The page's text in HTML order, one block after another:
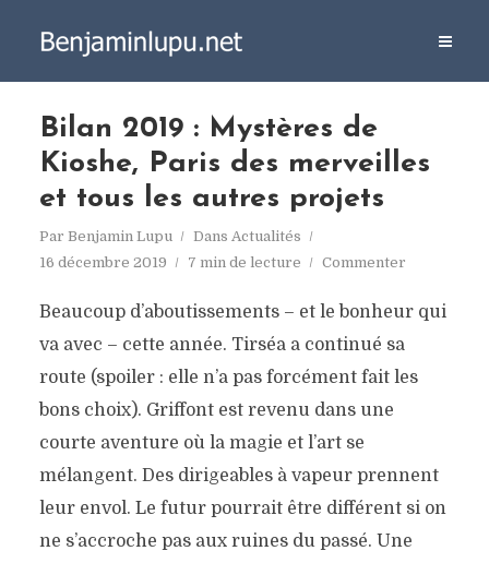
Bilan 2019 : Mystères de
Kioshe, Paris des merveilles
et tous les autres projets
Par Benjamin Lupu Dans Actualités
16 décembre 2019
7 min de lecture Commenter
Beaucoup d’aboutissements – et le bonheur qui
va avec – cette année. Tirséa a continué sa
route (spoiler : elle n’a pas forcément fait les
bons choix). Griffont est revenu dans une
courte aventure où la magie et l’art se
mélangent. Des dirigeables à vapeur prennent
leur envol. Le futur pourrait être différent si on
ne s’accroche pas aux ruines du passé. Une